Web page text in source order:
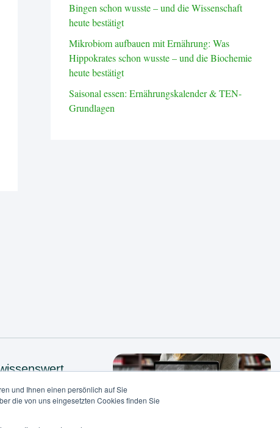
und Ihnen einen persönlich auf Sie
die von uns eingesetzten Cookies finden Sie
Bingen schon wusste – und die Wissenschaft
heute bestätigt
Mikrobiom aufbauen mit Ernährung: Was
Hippokrates schon wusste – und die Biochemie
heute bestätigt
Saisonal essen: Ernährungskalender & TEN-
Grundlagen